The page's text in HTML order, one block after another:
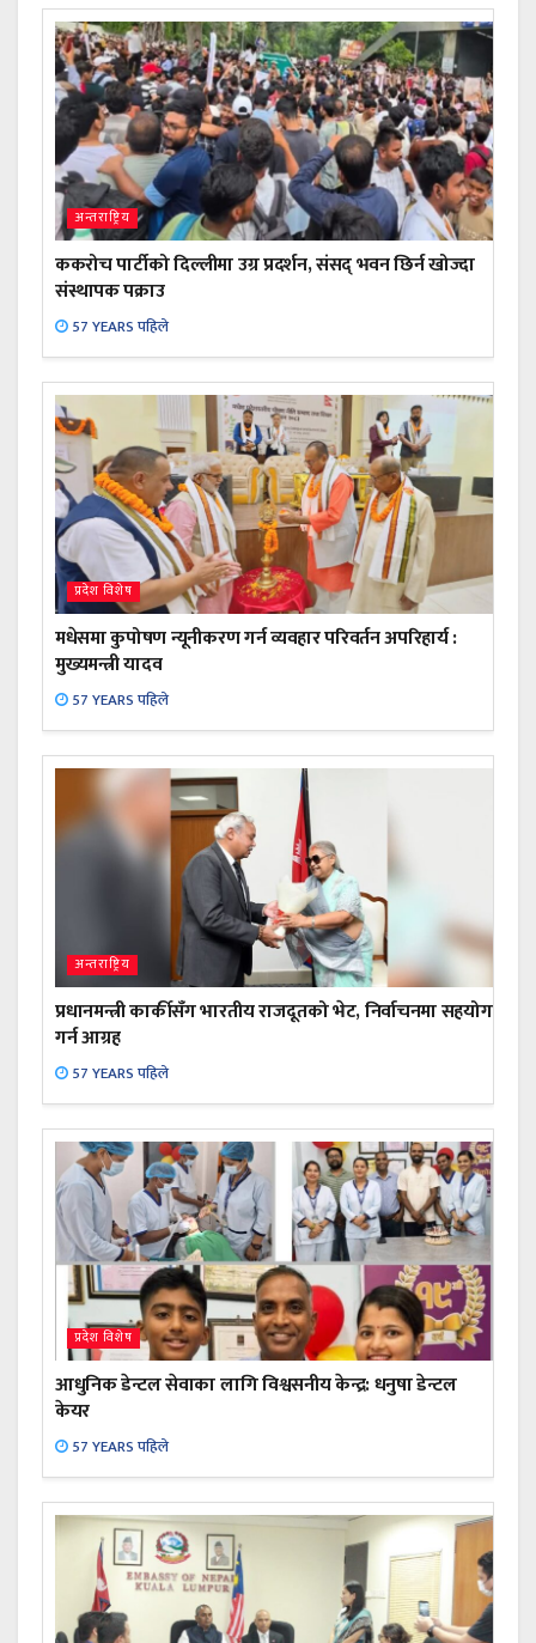
अन्तराष्ट्रिय
ककरोच पार्टीको दिल्लीमा उग्र प्रदर्शन, संसद् भवन छिर्न खोज्दा
संस्थापक पक्राउ
57 YEARS पहिले
प्रदेश विशेष
मधेसमा कुपोषण न्यूनीकरण गर्न व्यवहार परिवर्तन अपरिहार्य :
मुख्यमन्त्री यादव
57 YEARS पहिले
अन्तराष्ट्रिय
प्रधानमन्त्री कार्कीसँग भारतीय राजदूतको भेट, निर्वाचनमा सहयोग
गर्न आग्रह
57 YEARS पहिले
प्रदेश विशेष
आधुनिक डेन्टल सेवाका लागि विश्वसनीय केन्द्र: धनुषा डेन्टल
केयर
57 YEARS पहिले